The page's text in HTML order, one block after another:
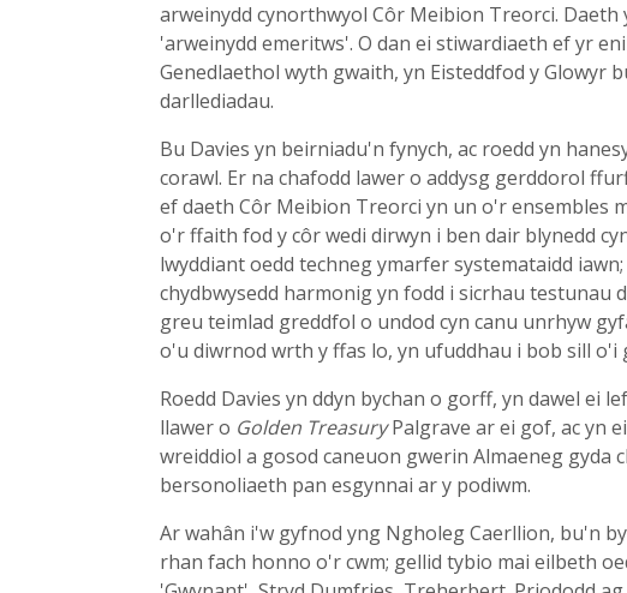
arweinydd cynorthwyol Côr Meibion Treorci. Daeth
'arweinydd emeritws'. O dan ei stiwardiaeth ef yr
Genedlaethol wyth gwaith, yn Eisteddfod y Glowyr
darllediadau.
Bu Davies yn beirniadu'n fynych, ac roedd yn
corawl. Er na chafodd lawer o addysg gerddorol
ef daeth Côr Meibion Treorci yn un o'r ensembles
o'r ffaith fod y côr wedi dirwyn i ben dair blynedd
lwyddiant oedd techneg ymarfer systemataidd
chydbwysedd harmonig yn fodd i sicrhau testunau
greu teimlad greddfol o undod cyn canu unrhyw
o'u diwrnod wrth y ffas lo, yn ufuddhau i bob sill o'i
Roedd Davies yn ddyn bychan o gorff, yn dawel ei
llawer o Golden TreasuryPalgrave ar ei gof, ac yn
wreiddiol a gosod caneuon gwerin Almaeneg gyda
bersonoliaeth pan esgynnai ar y podiwm.
Ar wahân i'w gyfnod yng Ngholeg Caerllion, bu'n
rhan fach honno o'r cwm; gellid tybio mai eilbeth